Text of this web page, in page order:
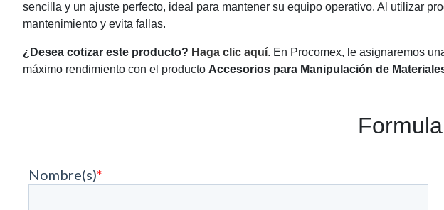
sencilla y un ajuste perfecto, ideal para mantener su equipo operativo. Al utilizar
mantenimiento y evita fallas.
¿Desea cotizar este producto? Haga clic aquí. En Procomex, le asignaremos
máximo rendimiento con el producto Accesorios para Manipulación de